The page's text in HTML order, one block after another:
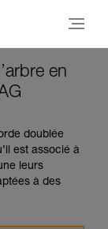
en
doublée
est associé à
leurs
à des